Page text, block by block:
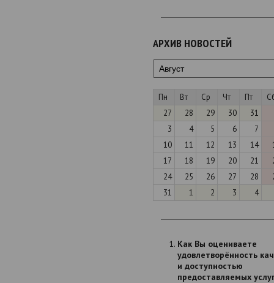
АРХИВ НОВОСТЕЙ
Пн Вт Ср Чт Пт
27
28 29 30
31
3
4 5 6
7
10
11 12 13 14
17
18 19 20 21
24
25 26 27 28
31
1 2 3 4
Как Вы оцениваете
удовлетворённость
и доступностью
предоставляемых